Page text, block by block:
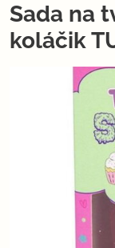
Sada na
koláčik